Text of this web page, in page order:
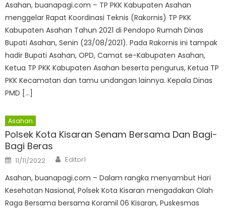
Asahan, buanapagi.com – TP PKK Kabupaten Asahan
menggelar Rapat Koordinasi Teknis (Rakornis) TP PKK
Kabupaten Asahan Tahun 2021 di Pendopo Rumah Dinas
Bupati Asahan, Senin (23/08/2021). Pada Rakornis ini tampak
hadir Bupati Asahan, OPD, Camat se-Kabupaten Asahan,
Ketua TP PKK Kabupaten Asahan beserta pengurus, Ketua TP
PKK Kecamatan dan tamu undangan lainnya. Kepala Dinas
PMD […]
Asahan
Polsek Kota Kisaran Senam Bersama Dan Bagi-
Bagi Beras
Posted
on
11/11/2022 Author
Editor1
Asahan, buanapagi.com – Dalam rangka menyambut Hari
Kesehatan Nasional, Polsek Kota Kisaran mengadakan Olah
Raga Bersama bersama Koramil 06 Kisaran, Puskesmas